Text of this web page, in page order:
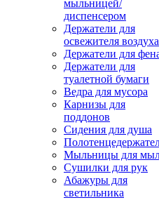
мыльницей/
диспенсером
Держатели для
освежителя воздуха
Держатели для
Держатели для
туалетной бумаги
Ведра для мусора
Карнизы для
поддонов
Сидения для душа
Мыльницы для
Сушилки для рук
Абажуры для
светильника